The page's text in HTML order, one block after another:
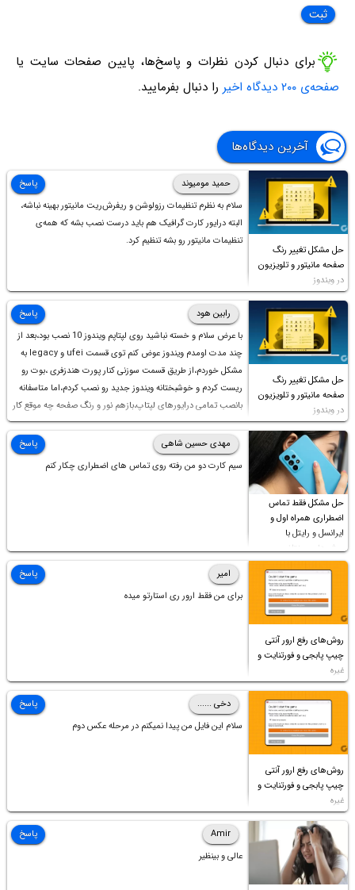
برای دنبال کردن نظرات و پاسخ‌ها، پایین صفحات سایت یا
صفحه‌ی ۲۰۰ دیدگاه اخیر
را دنبال بفرمایید.
آخرین دیدگاه‌ها
حل مشکل تغییر رنگ
صفحه مانیتور و تلویزیون
در ویندوز
حمید مومیوند
سلام به نظرم تنظیمات رزولوشن و ریفرش‌ریت مانیتور بهینه نباشه،
البته درایور کارت گرافیک هم باید درست نصب بشه که همه‌ی
تنظیمات مانیتور رو بشه تنظیم کرد.
پاسخ
حل مشکل تغییر رنگ
صفحه مانیتور و تلویزیون
در ویندوز
رابین هود
با عرض سلام و خسته نباشید روی لپتاپم ویندوز 10 نصب بود،بعد از
چند مدت اومدم ویندوز عوض کنم توی قسمت ufei و legacy به
مشکل خوردم،از طریق قسمت سوزنی کنار پورت هندزفری ،بوت رو
ریست کردم و خوشبختانه ویندوز جدید رو نصب کردم،اما متاسفانه
بانصب تمامی درایورهای لپتاپ،بازهم نور و رنگ صفحه چه موقع کار
چه موقع پخش فیلم مثل سابق نیست(نور زیاده و بی کیفیت)،با
ابدیت کردن کارت گرافیک،کالیبره کردن و غیره هم نور و رنگ درست
نشد (انگار تصویر ماته)، خواهشمند است راهنمایی فرمایید باتشکر
پاسخ
حل مشکل فقط تماس
اضطراری همراه اول و
ایرانسل و رایتل با
روش‌های مختلف
مهدی حسین شاهی
سیم کارت دو من رفته روی تماس های اضطراری چکار کنم
پاسخ
روش‌های رفع ارور آنتی
چیپ پابجی و فورتنایت و
غیره
امیر
برای من فقط ارور ری استارتو میده
پاسخ
روش‌های رفع ارور آنتی
چیپ پابجی و فورتنایت و
غیره
دخی ......
سلام این فایل من پیدا نمیکنم در مرحله عکس دوم
پاسخ
Amir
عالی و بینظیر
پاسخ